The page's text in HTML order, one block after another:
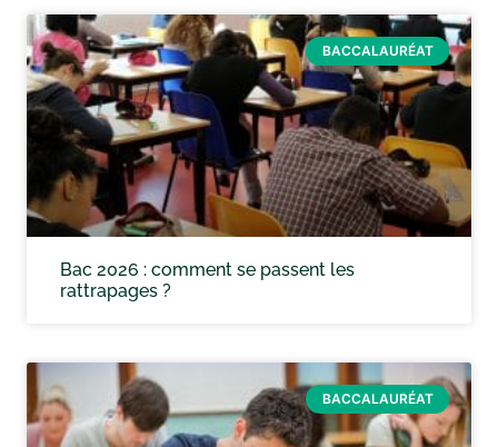
BACCALAURÉAT
Bac 2026 : comment se passent les
rattrapages ?
BACCALAURÉAT